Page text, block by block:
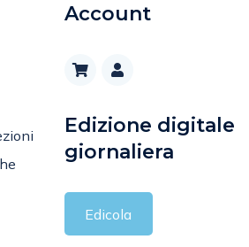
Account
Edizione digitale
giornaliera
Edicola